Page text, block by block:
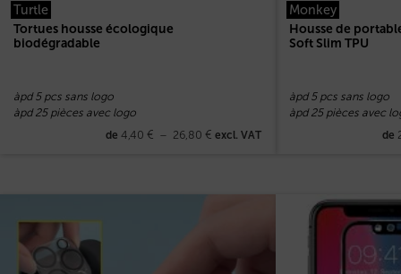
Turtle
Tortues housse écologique
biodégradable
àpd 5 pcs sans logo
àpd 25 pièces avec logo
de4,40 € – 26,80 € excl. VAT
Monkey
Housse de
Soft Slim TPU
àpd 5 pcs sans logo
àpd 25 pièces avec
de